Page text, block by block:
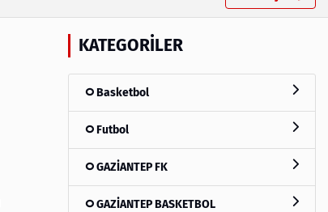
KATEGORILER
Basketbol
Futbol
GAZİANTEP FK
GAZİANTEP BASKETBOL